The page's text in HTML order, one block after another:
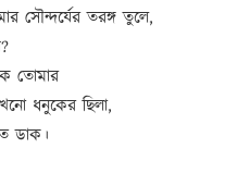
সৌন্দর্যের তরঙ্গ তুলে,
তোমার
ধনুকের ছিলা,
ডাক।